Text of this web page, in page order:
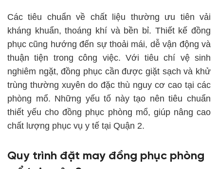
Các tiêu chuẩn về chất liệu thường ưu tiên vải
kháng khuẩn, thoáng khí và bền bỉ. Thiết kế đồng
phục cũng hướng đến sự thoải mái, dễ vận động và
thuận tiện trong công việc. Với tiêu chí vệ sinh
nghiêm ngặt, đồng phục cần được giặt sạch và khử
trùng thường xuyên do đặc thù nguy cơ cao tại các
phòng mổ. Những yếu tố này tạo nên tiêu chuẩn
thiết yếu cho đồng phục phòng mổ, giúp nâng cao
chất lượng phục vụ y tế tại Quận 2.
Quy trình đặt may đồng phục phòng